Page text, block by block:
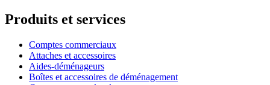
Produits et services
Comptes commerciaux
Attaches et accessoires
Aides-déménageurs
Boîtes et accessoires de déménagement